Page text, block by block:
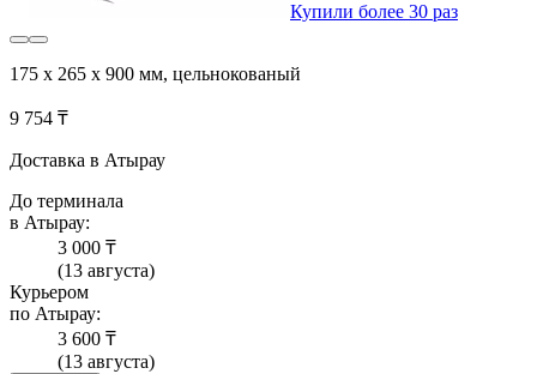
Купили более 30 раз
175 х 265 х 900 мм, цельнокованый
9 754 ₸
Доставка в Атырау
До терминала
в Атырау:
3 000 ₸
(13 августа)
Курьером
по Атырау:
3 600 ₸
(13 августа)